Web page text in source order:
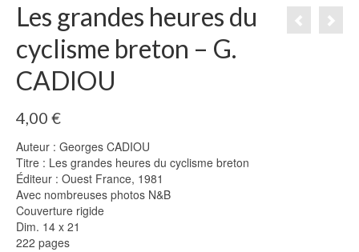
Les grandes heures du
cyclisme breton – G.
CADIOU
4,00 €
Auteur : Georges CADIOU
Titre : Les grandes heures du cyclisme breton
Éditeur : Ouest France, 1981
Avec nombreuses photos N&B
Couverture rigide
Dim. 14 x 21
222 pages